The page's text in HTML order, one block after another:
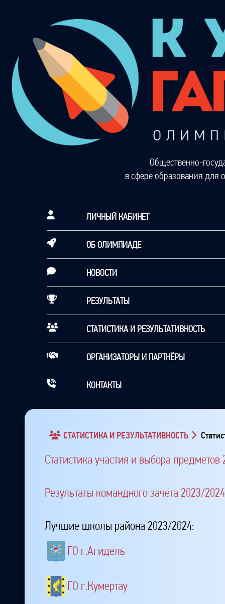
Общественно-
в сфере образования для
ЛИЧНЫЙ КАБИНЕТ
ОБ ОЛИМПИАДЕ
НОВОСТИ
РЕЗУЛЬТАТЫ
СТАТИСТИКА И РЕЗУЛЬТАТИВНОСТЬ
ОРГАНИЗАТОРЫ И ПАРТНЁРЫ
КОНТАКТЫ
СТАТИСТИКА И РЕЗУЛЬТАТИВНОСТЬ
Статистика участия и выбора предметов
Результаты командного зачёта 2023/2024
Лучшие школы района 2023/2024:
ГО г.Агидель
ГО г.Кумертау